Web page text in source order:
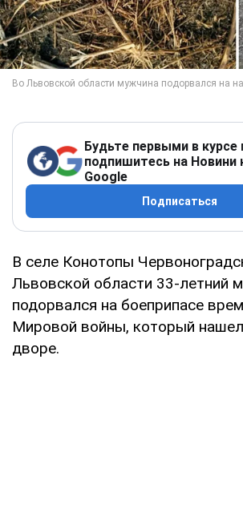
Будьте первыми в курсе
подпишитесь на Новини
Google
Подписаться
В селе Конотопы
Львовской области 33-летний
подорвался на боеприпасе
Мировой войны, который
дворе.